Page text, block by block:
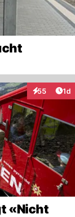
55
Interaktionen
1d
«Nicht